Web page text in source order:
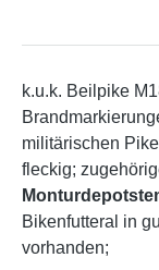
k.u.k. Beilpike
militärischen
fleckig;
Bikenfutteral in
vorhanden;